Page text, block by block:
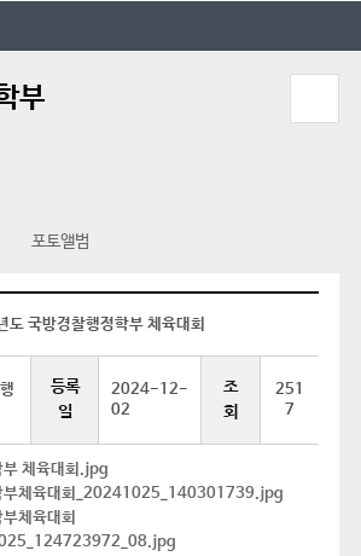
부
포토앨범
도 국방경찰행정학부 체육대회
등록
일
2024-12-
02
조
회
251
7
부 체육대회.jpg
부체육대회_20241025_140301739.jpg
부체육대회